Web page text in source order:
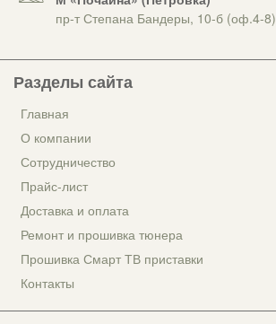
пр-т Степана Бандеры, 10-б (оф.4-8)
Разделы сайта
Главная
О компании
Сотрудничество
Прайс-лист
Доставка и оплата
Ремонт и прошивка тюнера
Прошивка Смарт ТВ приставки
Контакты